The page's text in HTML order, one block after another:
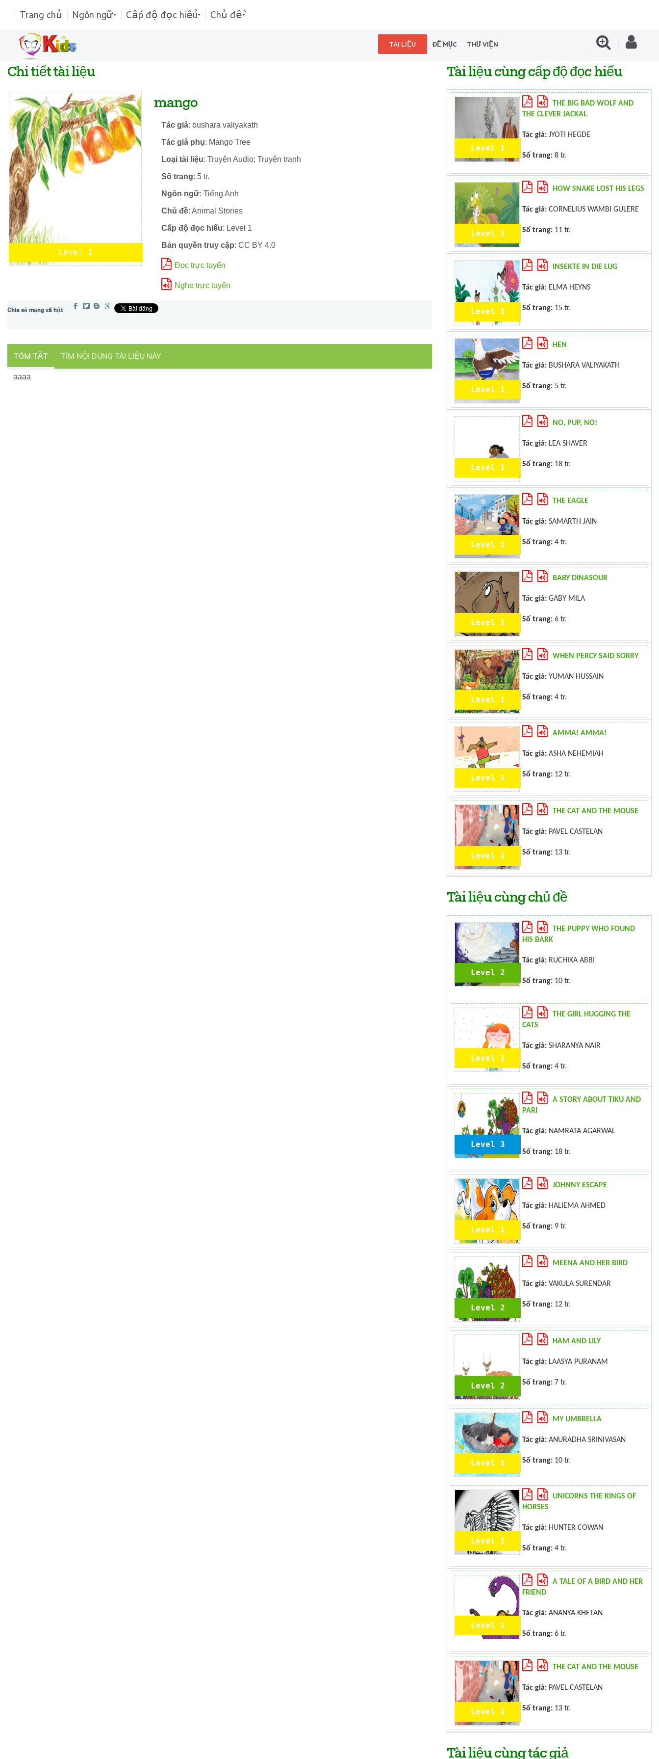
Trang chủ Ngôn ngữ Cấp độ đọc hiểu Chủ đề
TÀI LIỆU ĐỀ MỤC THƯ VIỆN
Chi tiết tài liệu
Level 1
mango
Tác giả: bushara valiyakath
Tác giả phụ: Mango Tree
Loại tài liệu: Truyện Audio; Truyện tranh
Số trang: 5 tr.
Ngôn ngữ: Tiếng Anh
Chủ đề: Animal Stories
Cấp độ đọc hiểu: Level 1
Bản quyền truy cập: CC BY 4.0
Đọc trực tuyến
Nghe trực tuyến
TÓM TẮT TÌM NỘI DUNG TÀI LIỆU NÀY
aaaa
Tài liệu cùng cấp độ đọc hiểu
Level 1
THE BIG BAD WOLF AND
THE CLEVER JACKAL
Tác giả: JYOTI HEGDE
Số trang: 8 tr.
Level 1
HOW SNAKE LOST HIS LEGS
Tác giả: CORNELIUS WAMBI GULERE
Số trang: 11 tr.
Level 1
INSEKTE IN DIE LUG
Tác giả: ELMA HEYNS
Số trang: 15 tr.
Level 1
HEN
Tác giả: BUSHARA VALIYAKATH
Số trang: 5 tr.
Level 1
NO, PUP, NO!
Tác giả: LEA SHAVER
Số trang: 18 tr.
Level 1
THE EAGLE
Tác giả: SAMARTH JAIN
Số trang: 4 tr.
Level 1
BABY DINASOUR
Tác giả: GABY MILA
Số trang: 6 tr.
Level 1
WHEN PERCY SAID SORRY
Tác giả: YUMAN HUSSAIN
Số trang: 4 tr.
Level 1
AMMA! AMMA!
Tác giả: ASHA NEHEMIAH
Số trang: 12 tr.
Level 1
THE CAT AND THE MOUSE
Tác giả: PAVEL CASTELAN
Số trang: 13 tr.
Tài liệu cùng chủ đề
Level 2
THE PUPPY WHO FOUND
HIS BARK
Tác giả: RUCHIKA ABBI
Số trang: 10 tr.
Level 1
THE GIRL HUGGING THE
CATS
Tác giả: SHARANYA NAIR
Số trang: 4 tr.
Level 3
A STORY ABOUT TIKU AND
PARI
Tác giả: NAMRATA AGARWAL
Số trang: 18 tr.
Level 1
JOHNNY ESCAPE
Tác giả: HALIEMA AHMED
Số trang: 9 tr.
Level 2
MEENA AND HER BIRD
Tác giả: VAKULA SURENDAR
Số trang: 12 tr.
Level 2
HAM AND LILY
Tác giả: LAASYA PURANAM
Số trang: 7 tr.
Level 1
MY UMBRELLA
Tác giả: ANURADHA SRINIVASAN
Số trang: 10 tr.
Level 1
UNICORNS THE KINGS OF
HORSES
Tác giả: HUNTER COWAN
Số trang: 4 tr.
Level 1
A TALE OF A BIRD AND HER
FRIEND
Tác giả: ANANYA KHETAN
Số trang: 6 tr.
Level 1
THE CAT AND THE MOUSE
Tác giả: PAVEL CASTELAN
Số trang: 13 tr.
Tài liệu cùng tác giả